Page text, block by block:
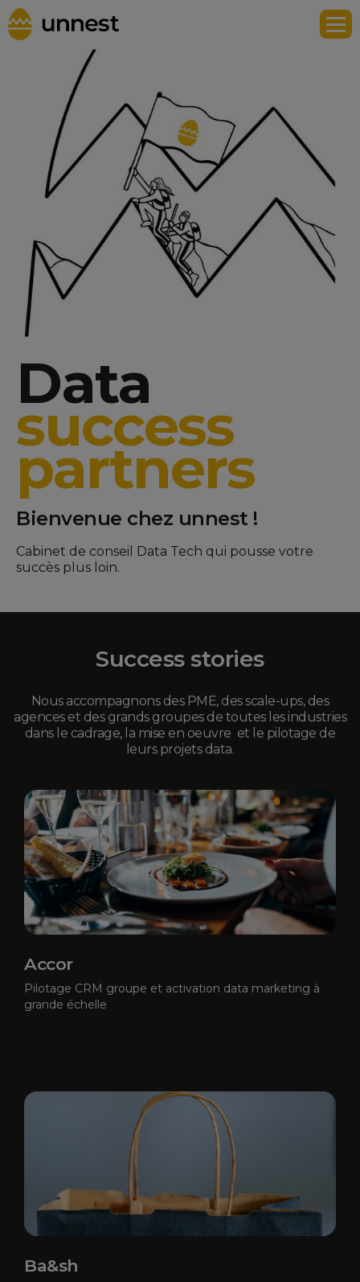
Data
success
partners
Bienvenue chez unnest !
Cabinet de conseil Data Tech qui pousse votre
succès plus loin.
Success stories
Nous accompagnons des PME, des scale-ups, des
agences et des grands groupes de toutes les industries
dans le cadrage, la mise en oeuvre et le pilotage de
leurs projets data.
Accor
Pilotage CRM groupe et activation data marketing à
grande échelle
Ba&sh